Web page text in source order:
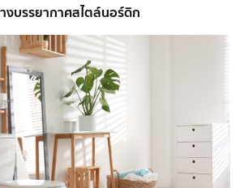
งบรรยากาศสไตล์นอร์ดิก